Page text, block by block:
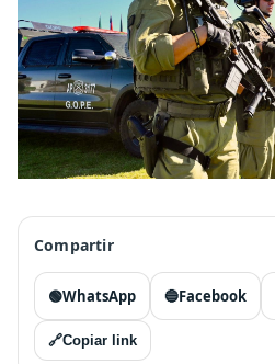
Compartir
🟢WhatsApp 🔵Facebook
🔗Copiar link